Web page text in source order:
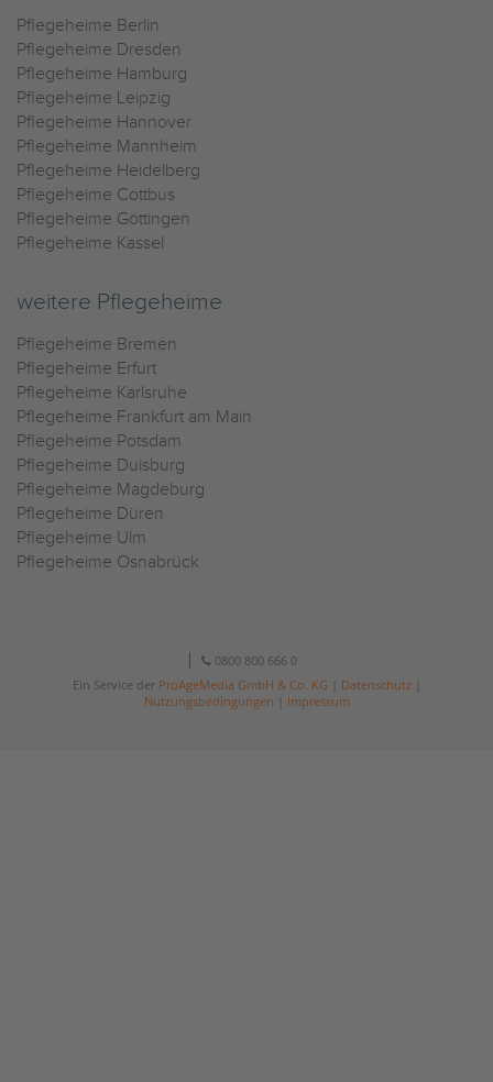
Pflegeheime Berlin
Pflegeheime Dresden
Pflegeheime Hamburg
Pflegeheime Leipzig
Pflegeheime Hannover
Pflegeheime Mannheim
Pflegeheime Heidelberg
Pflegeheime Cottbus
Pflegeheime Göttingen
Pflegeheime Kassel
weitere Pflegeheime
Pflegeheime Bremen
Pflegeheime Erfurt
Pflegeheime Karlsruhe
Pflegeheime Frankfurt am Main
Pflegeheime Potsdam
Pflegeheime Duisburg
Pflegeheime Magdeburg
Pflegeheime Düren
Pflegeheime Ulm
Pflegeheime Osnabrück
0800 800 666 0
Ein Service der ProAgeMedia GmbH & Co. KG Datenschutz|
Nutzungsbedingungen
Impressum